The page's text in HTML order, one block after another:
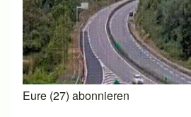
Eure (27) abonnieren